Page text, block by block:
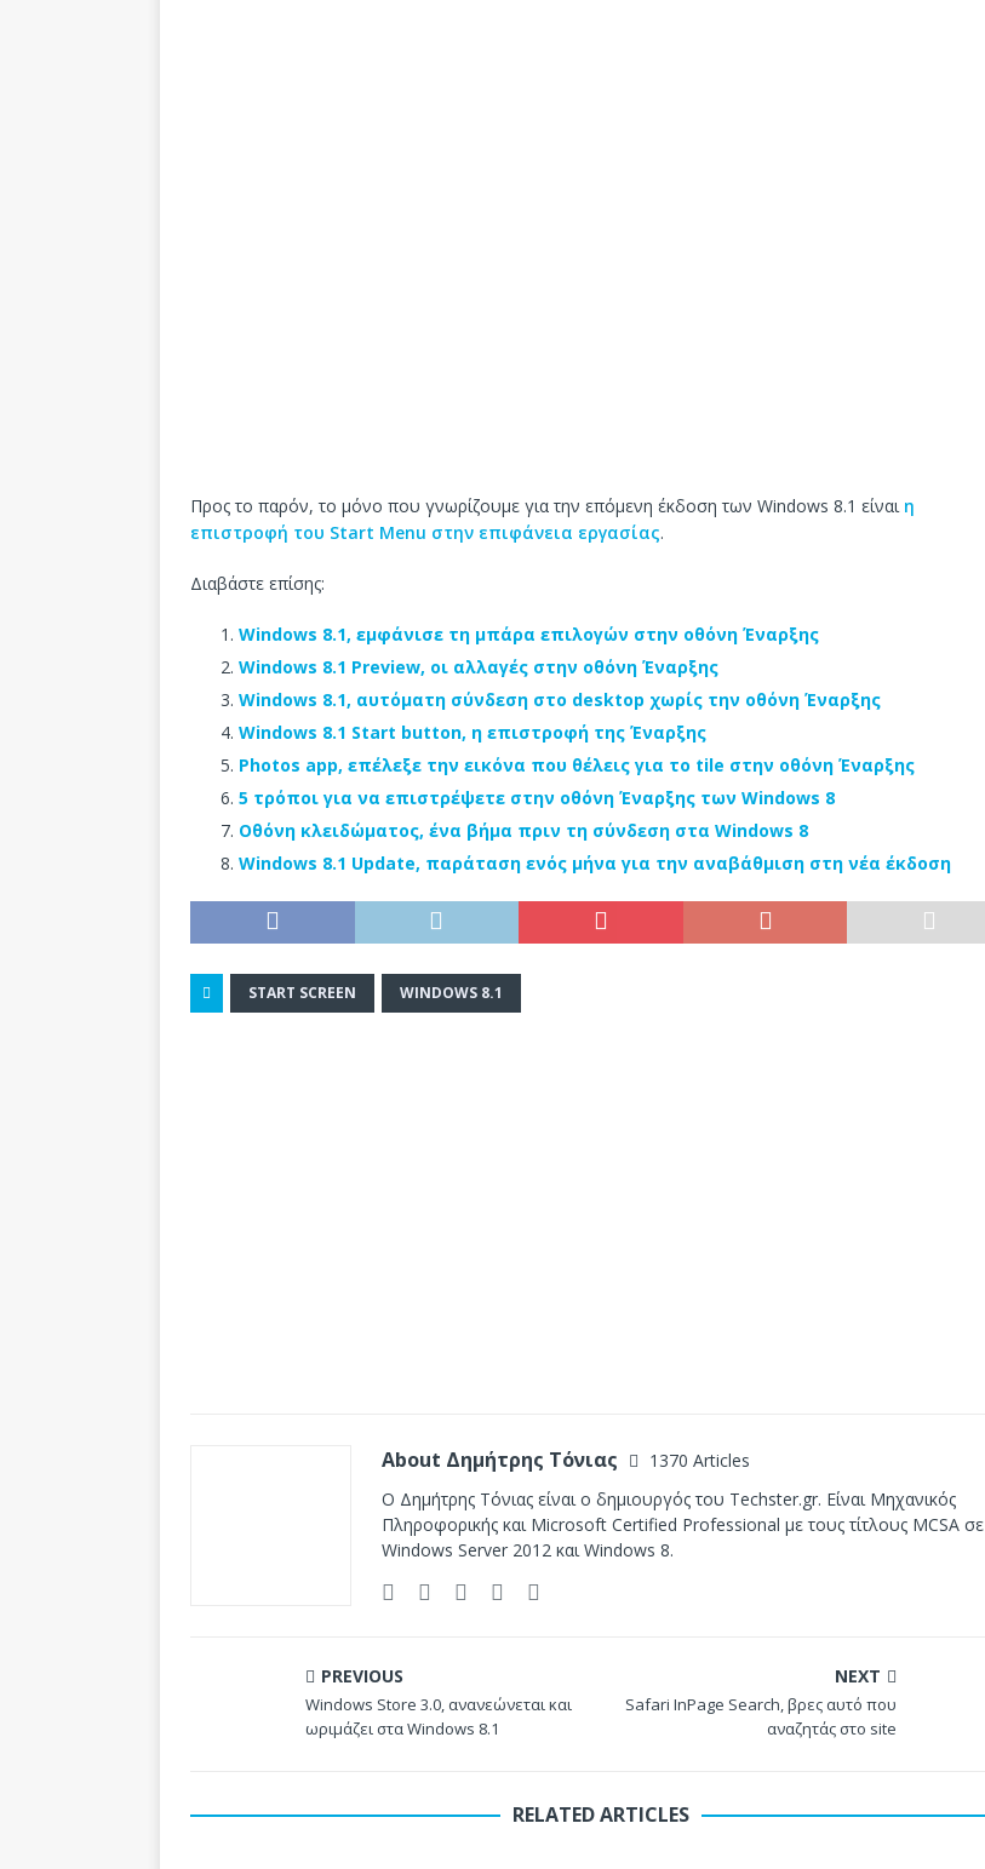
Προς το παρόν, το μόνο που γνωρίζουμε για την επόμενη έκδοση των Windows 8.1 είναι η
επιστροφή του Start Menu στην επιφάνεια εργασίας.
Διαβάστε επίσης:
Windows 8.1, εμφάνισε τη μπάρα επιλογών στην οθόνη Έναρξης
Windows 8.1 Preview, οι αλλαγές στην οθόνη Έναρξης
Windows 8.1, αυτόματη σύνδεση στο desktop χωρίς την οθόνη Έναρξης
Windows 8.1 Start button, η επιστροφή της Έναρξης
Photos app, επέλεξε την εικόνα που θέλεις για το tile στην οθόνη Έναρξης
5 τρόποι για να επιστρέψετε στην οθόνη Έναρξης των Windows 8
Οθόνη κλειδώματος, ένα βήμα πριν τη σύνδεση στα Windows 8
Windows 8.1 Update, παράταση ενός μήνα για την αναβάθμιση στη νέα έκδοση
START SCREEN WINDOWS 8.1
About Δημήτρης Τόνιας
1370 Articles
Ο Δημήτρης Τόνιας είναι ο δημιουργός του Techster.gr. Είναι Μηχανικός
Πληροφορικής και Microsoft Certified Professional με τους τίτλους MCSA σε
Windows Server 2012 και Windows 8.
PREVIOUS
Windows Store 3.0, ανανεώνεται και
ωριμάζει στα Windows 8.1
NEXT
Safari InPage Search, βρες αυτό που
αναζητάς στο site
RELATED ARTICLES